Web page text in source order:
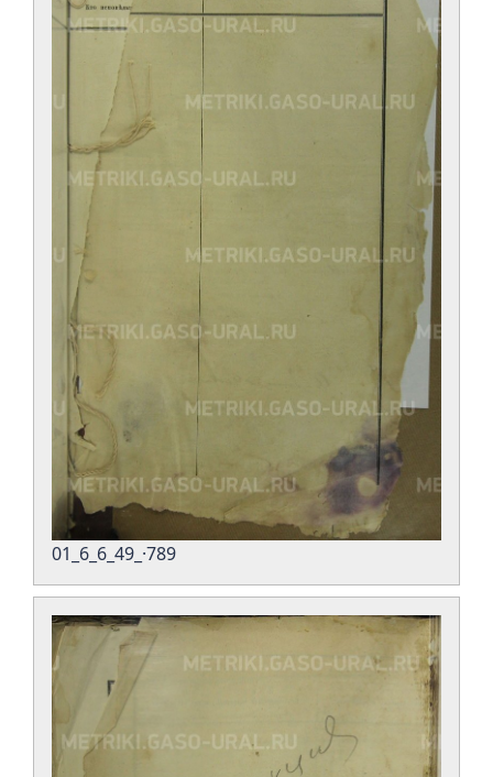
01_6_6_49_·789